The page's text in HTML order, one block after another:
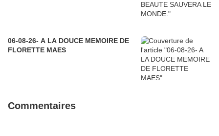
06-08-26- A LA DOUCE MEMOIRE DE
FLORETTE MAES
Commentaires